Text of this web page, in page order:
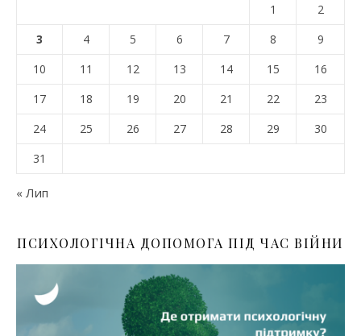
1
2
3
4 5 6 7 8
9
10
11 12 13 14 15
16
17
18 19 20 21 22
23
24
25 26 27 28 29
30
31
« Лип
ПСИХОЛОГІЧНА ДОПОМОГА ПІД ЧАС ВІЙНИ